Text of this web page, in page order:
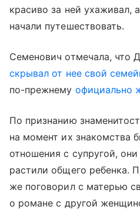
красиво за ней ухаживал,
начали путешествовать.
Семенович отмечала, что
скрывал от нее свой
по-прежнему официально
По признанию
на момент их знакомства
отношения с супругой,
растили общего ребенка.
же поговорил с матерью
о романе с другой